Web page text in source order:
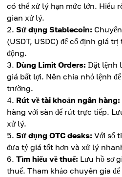
có thể xử lý hạn mức lớn. Hiểu
gian xử lý.
Sử dụng Stablecoin:
(USDT, USDC) để cố định giá
động.
Dùng Limit Orders: Đặt lệnh
giá bất lợi. Nên chia nhỏ lệnh
trường.
Rút về tài khoản ngân hàng:
hàng với sàn để rút trực tiếp.
xử lý.
Sử dụng OTC desks: Với số
đưa tỷ giá tốt hơn và xử lý
Tìm hiểu về thuế: Lưu hồ sơ
thuế. Tham khảo chuyên gia